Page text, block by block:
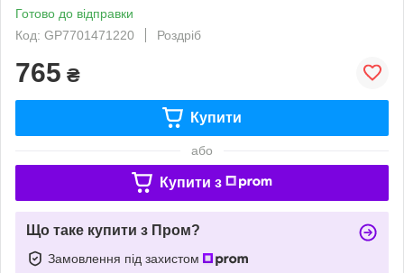
Готово до відправки
Код: GP7701471220
Роздріб
765 ₴
Купити
або
Купити з
Що таке купити з Пром?
Замовлення під захистом